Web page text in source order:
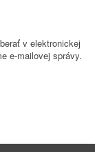
v elektronickej
e-mailovej správy.